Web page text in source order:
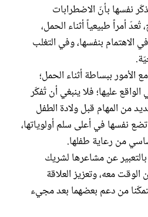
نفسها بأنّ الاضطرابات
تُعدّ أمراً طبيعياً أثناء الحمل،
الاهتمام بنفسها، وفي التغلب
الأمور ببساطة أثناء الحمل؛
عليها؛ فلا ينبغي أن تُفكّر
من المهام قبل ولادة الطفل
نفسها في أعلى سلم أولوياتها،
من رعاية طفلها.
عن مشاعرها لشريك
الوقت معه، وتعزيز العلاقة
من دعم بعضهما بعد مجيء